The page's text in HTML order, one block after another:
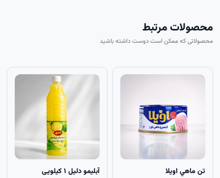
محصولات مرتبط
محصولاتی که ممکن است دوست داشته باشید
تن ماهي اويلا
آبلیمو دلیل ۱ کيلویی